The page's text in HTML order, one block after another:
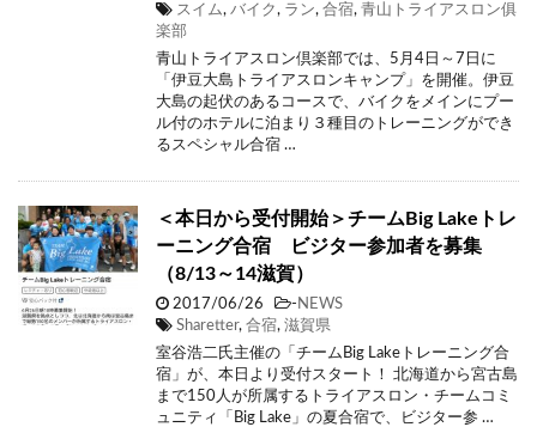
スイム, バイク, ラン, 合宿, 青山トライアスロン俱
楽部
青山トライアスロン倶楽部では、5月4日～7日に
「伊豆大島トライアスロンキャンプ」を開催。伊豆
大島の起伏のあるコースで、バイクをメインにプー
ル付のホテルに泊まり３種目のトレーニングができ
るスペシャル合宿 …
＜本日から受付開始＞チームBig Lakeトレ
ーニング合宿 ビジター参加者を募集
（8/13～14滋賀）
2017/06/26 - NEWS
Sharetter, 合宿, 滋賀県
室谷浩二氏主催の「チームBig Lakeトレーニング合
宿」が、本日より受付スタート！ 北海道から宮古島
まで150人が所属するトライアスロン・チームコミ
ュニティ「Big Lake」の夏合宿で、ビジター参 …